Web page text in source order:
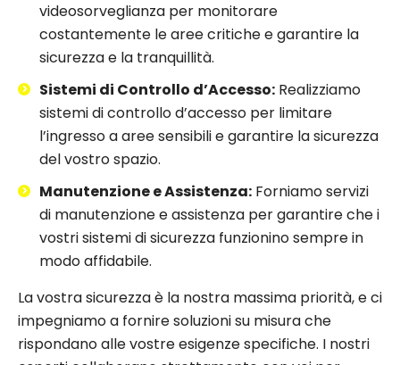
videosorveglianza per monitorare
costantemente le aree critiche e garantire la
sicurezza e la tranquillità.
Sistemi di Controllo d’Accesso: Realizziamo
sistemi di controllo d’accesso per limitare
l’ingresso a aree sensibili e garantire la sicurezza
del vostro spazio.
Manutenzione e Assistenza: Forniamo servizi
di manutenzione e assistenza per garantire che i
vostri sistemi di sicurezza funzionino sempre in
modo affidabile.
La vostra sicurezza è la nostra massima priorità, e ci
impegniamo a fornire soluzioni su misura che
rispondano alle vostre esigenze specifiche. I nostri